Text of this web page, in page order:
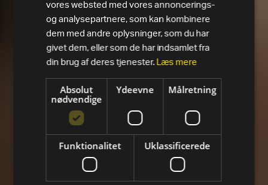
vores websted med vores annoncerings-
og analysepartnere, som kan kombinere
dem med andre oplysninger, som du har
givet dem, eller som de har indsamlet fra
din brug af deres tjenester. Læs mere
Absolut
nødvendige
Ydeevne Målretning
Funktionalitet Uklassificerede